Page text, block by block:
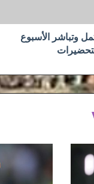
وتباشر الأسبوع